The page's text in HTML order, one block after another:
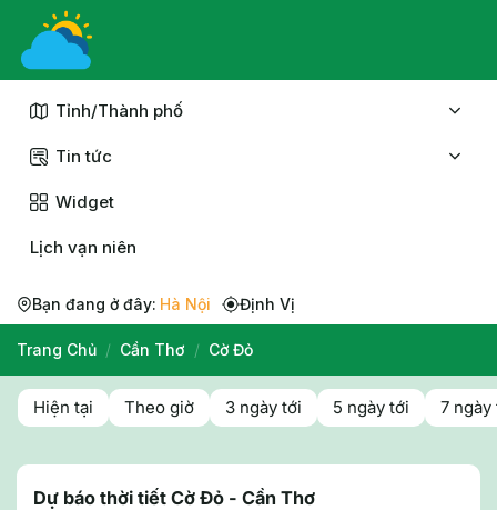
Chuyển
nội
Tỉnh/Thành phố
Tin tức
Widget
Lịch vạn niên
Bạn đang ở đây: Hà Nội Định Vị
Trang Chủ / Cần Thơ / Cờ Đỏ
Hiện tại Theo giờ 3 ngày tới 5 ngày tới 7 ngày
Dự báo thời tiết Cờ Đỏ - Cần Thơ